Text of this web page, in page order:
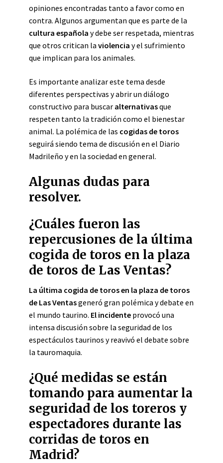
opiniones encontradas tanto a favor como en
contra. Algunos argumentan que es parte de la
cultura española y debe ser respetada, mientras
que otros critican la violencia y el sufrimiento
que implican para los animales.
Es importante analizar este tema desde
diferentes perspectivas y abrir un diálogo
constructivo para buscar alternativasque
respeten tanto la tradición como el bienestar
animal. La polémica de las cogidas de toros
seguirá siendo tema de discusión en el Diario
Madrileño y en la sociedad en general.
Algunas dudas para
resolver.
¿Cuáles fueron las
repercusiones de la última
cogida de toros en la plaza
de toros de Las Ventas?
La última cogida de toros en la plaza de toros
de Las Ventasgeneró gran polémica y debate en
el mundo taurino. El incidente provocó una
intensa discusión sobre la seguridad de los
espectáculos taurinos y reavivó el debate sobre
la tauromaquia.
¿Qué medidas se están
tomando para aumentar la
seguridad de los toreros y
espectadores durante las
corridas de toros en
Madrid?